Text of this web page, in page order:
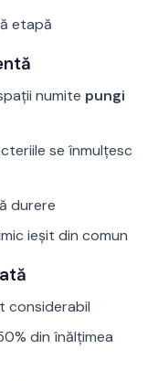
etapă
numite pungi
se înmulțesc
durere
ieșit din comun
considerabil
din înălțimea